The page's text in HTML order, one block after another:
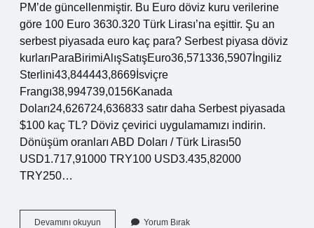
PM’de güncellenmiştir. Bu Euro döviz kuru verilerine
göre 100 Euro 3630.320 Türk Lirası’na eşittir. Şu an
serbest piyasada euro kaç para? Serbest piyasa döviz
kurlarıParaBirimiAlışSatışEuro36,571336,5907İngiliz
Sterlini43,844443,8669İsviçre
Frangı38,994739,0156Kanada
Doları24,626724,636833 satır daha Serbest piyasada
$100 kaç TL? Döviz çevirici uygulamamızı indirin.
Dönüşüm oranları ABD Doları / Türk Lirası50
USD1.717,91000 TRY100 USD3.435,82000
TRY250…
Devamını okuyun Yorum Bırak